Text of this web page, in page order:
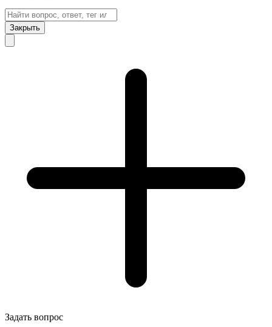
Закрыть
Задать вопрос